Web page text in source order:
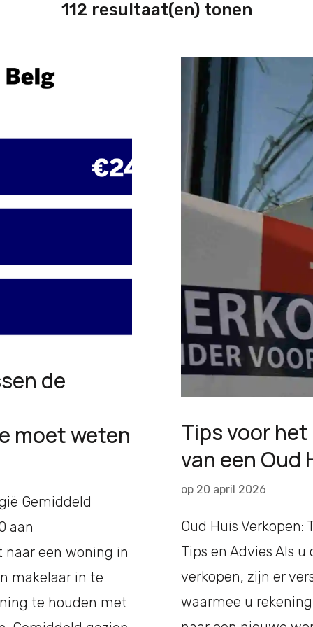
112 resultaat(en) tonen
de
moet weten
Gemiddeld
aan
naar een woning in
makelaar in te
te houden met
Tips voor
van een Oud
op 20 april 2026
Oud Huis Verkopen:
Tips en Advies Als
verkopen, zijn er
waarmee u